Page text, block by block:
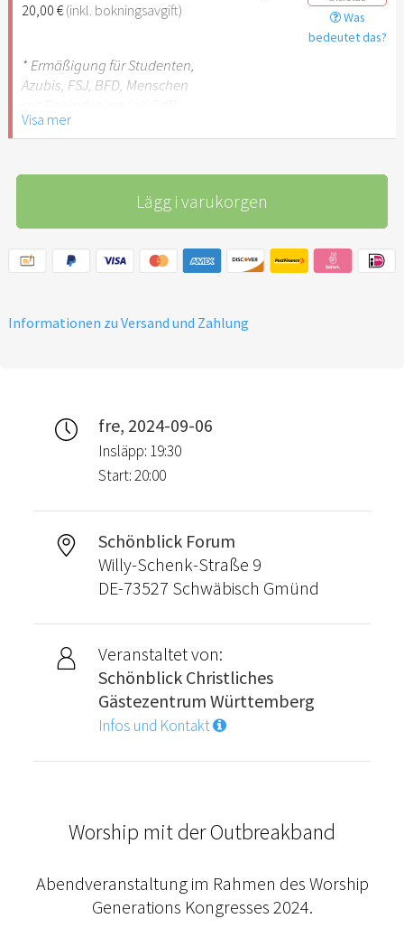
20,00 €(inkl. bokningsavgift)
Was
bedeutet das?
* Ermäßigung für Studenten,
Azubis, FSJ, BFD, Menschen
50%) und Arbeitslose. Bitte
den Nachweis vor Ort
Visa mer
Lägg i varukorgen
Informationen zu Versand und Zahlung
fre, 2024-09-06
Insläpp: 19:30
Start: 20:00
Schönblick Forum
Willy-Schenk-Straße 9
DE-73527 Schwäbisch Gmünd
Veranstaltet von:
Schönblick Christliches
Gästezentrum Württemberg
Infos und Kontakt
Worship mit der Outbreakband
Abendveranstaltung im Rahmen des Worship
Generations Kongresses 2024.